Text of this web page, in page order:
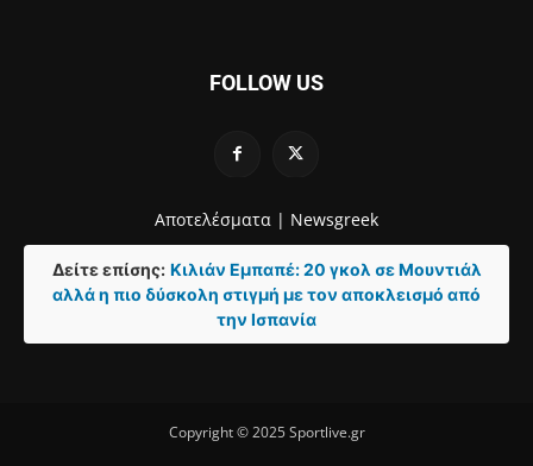
FOLLOW US
Αποτελέσματα | Newsgreek
Δείτε επίσης: Κιλιάν Εμπαπέ: 20 γκολ σε Μουντιάλ
αλλά η πιο δύσκολη στιγμή με τον αποκλεισμό από
την Ισπανία
Copyright © 2025 Sportlive.gr